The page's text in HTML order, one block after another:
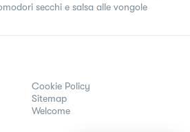
secchi e salsa alle vongole
Cookie Policy
Sitemap
Welcome